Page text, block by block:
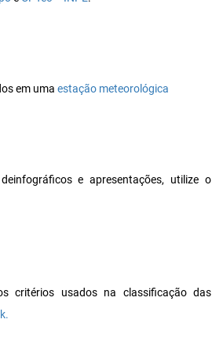
em uma estação meteorológica
e apresentações, utilize o
critérios usados na classificação das